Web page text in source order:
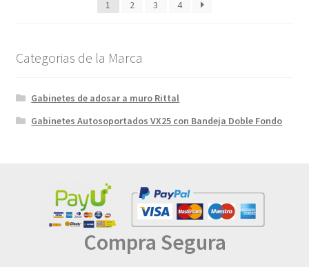
1 2 3 4
Categorias de la Marca
Gabinetes de adosar a muro Rittal
Gabinetes Autosoportados VX25 con Bandeja Doble Fondo
Compra Segura